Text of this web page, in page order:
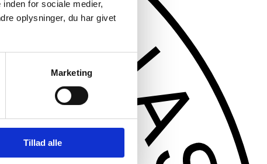
for sociale medier,
oplysninger, du har givet
Marketing
Tillad alle